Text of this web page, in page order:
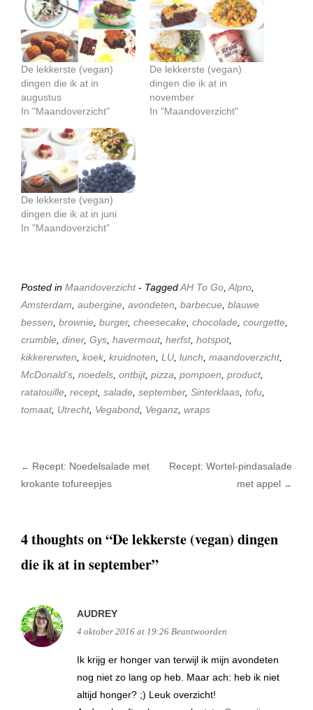
De lekkerste (vegan)
dingen die ik at in
augustus
In "Maandoverzicht"
De lekkerste (vegan)
dingen die ik at in
november
In "Maandoverzicht"
De lekkerste (vegan)
dingen die ik at in juni
In "Maandoverzicht"
Posted in Maandoverzicht - TaggedAH To Go,Alpro,
Amsterdam, aubergine, avondeten, barbecue, blauwe
bessen, brownie, burger, cheesecake, chocolade, courgette,
crumble, diner, Gys, havermout, herfst, hotspot,
kikkererwten, koek, kruidnoten, LU, lunch, maandoverzicht,
McDonald's, noedels, ontbijt, pizza, pompoen, product,
ratatouille, recept, salade, september, Sinterklaas, tofu,
tomaat, Utrecht, Vegabond, Veganz, wraps
Post navigation
← Recept: Noedelsalade met
krokante tofureepjes
Recept: Wortel-pindasalade
met appel →
4 thoughts on “De lekkerste (vegan) dingen
die ik at in september”
AUDREY
4 oktober 2016 at 19:26 Beantwoorden
Ik krijg er honger van terwijl ik mijn avondeten
nog niet zo lang op heb. Maar ach: heb ik niet
altijd honger? ;) Leuk overzicht!